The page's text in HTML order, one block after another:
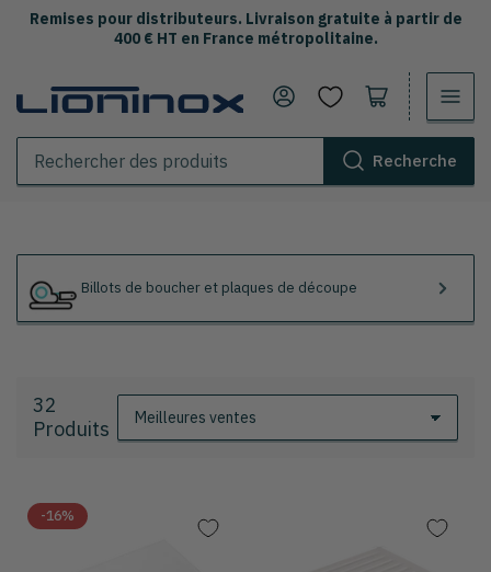
Remises pour distributeurs. Livraison gratuite à partir de
400 € HT en France métropolitaine.
Rechercher
Recherche
Se connecter Ouvrir le panier
Billots de boucher et plaques de découpe
r
32
Produits
-16%